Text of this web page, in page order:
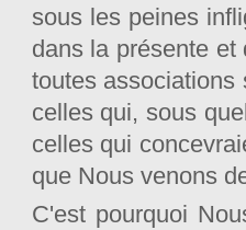
sous les peines
dans la présente
toutes associations
celles qui, sous
celles qui
que Nous venons
C'est pourquoi